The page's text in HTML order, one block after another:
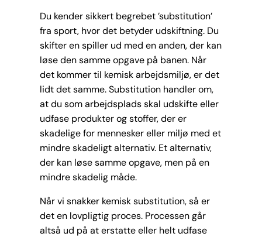
Du kender sikkert begrebet ’substitution’
fra sport, hvor det betyder udskiftning. Du
skifter en spiller ud med en anden, der kan
løse den samme opgave på banen. Når
det kommer til kemisk arbejdsmiljø, er det
lidt det samme. Substitution handler om,
at du som arbejdsplads skal udskifte eller
udfase produkter og stoffer, der er
skadelige for mennesker eller miljø med et
mindre skadeligt alternativ. Et alternativ,
der kan løse samme opgave, men på en
mindre skadelig måde.
Når vi snakker kemisk substitution, så er
det en lovpligtig proces. Processen går
altså ud på at erstatte eller helt udfase